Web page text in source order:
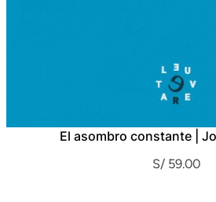
El asombro constante |
S/59.00